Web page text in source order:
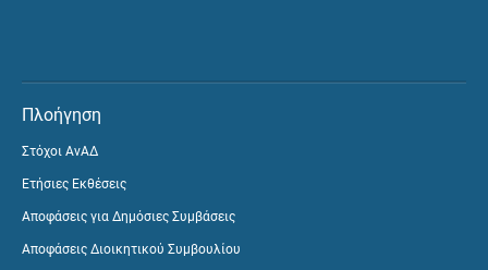
Πλοήγηση
Στόχοι ΑνΑΔ
Ετήσιες Εκθέσεις
Αποφάσεις για Δημόσιες Συμβάσεις
Αποφάσεις Διοικητικού Συμβουλίου